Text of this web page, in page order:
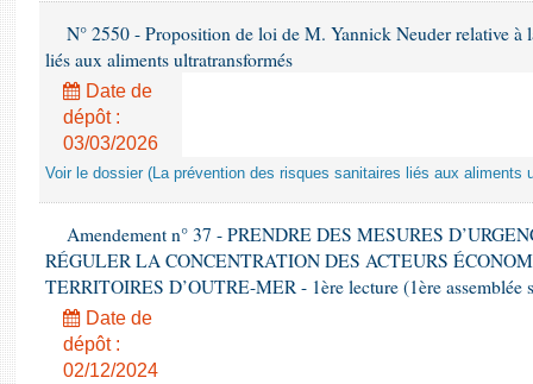
N° 2550 - Proposition de loi de M. Yannick Neuder relative à
liés aux aliments ultratransformés
Date de
dépôt :
03/03/2026
Voir le dossier (La prévention des risques sanitaires liés aux aliments
Amendement n° 37 - PRENDRE DES MESURES
RÉGULER LA CONCENTRATION DES ACTEURS
TERRITOIRES D’OUTRE-MER - 1ère lecture (1ère assemblée
Date de
dépôt :
02/12/2024